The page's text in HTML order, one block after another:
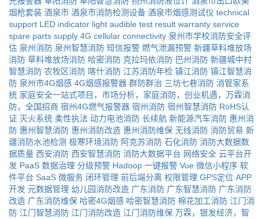
烟枪套装 酒泉市 酒泉市消防检测设备 酒泉市烟感测试仪 technical
support LED indicator light audible test result warranty service
spare parts supply 4G cellular connectivity 泉州市学校消防安全评
估 泉州消防 泉州智慧消防 短信报警 燃气泄漏预警 新疆草料堆放场
消防 草料堆放场消防 哈密消防 克拉玛依消防 巴州消防 新疆城中村
智慧消防 农牧区消防 喀什消防 江苏消防年检 镇江消防 镇江智慧消
防 泉州市4G烟感 4G烟感报警器 群防群治 三坊七巷消防 消管家系
统 家庭安全一站式项目，市场分析，家庭消防，创业机遇，万霖消
防，全国招商 宿州4G燃气报警器 宿州消防 宿州智慧消防 RoHS认
证 灭火系统 柔性执法 动力电池消防 长续航 新能源汽车消防 惠州消
防 惠州智慧消防 惠州消防改造 惠州消防维保 无线消防 消防贸易 新
疆消防水池检测 极寒环境消防 阿克苏消防 石化消防 消防大数据数
据质量 西安消防 西安智慧消防 消防大数据平台 网络安全 云平台开
发 PaaS 数据治理 分级预警 Hadoop 一键报警 Vue 微信小程序 软
件平台 SaaS 微服务 闭环管理 前后端分离 权限管理 GPS定位 APP
开发 元数据管理 幼儿园消防改造 广东消防 广东智慧消防 广东消防
改造 广东消防维保 哈密4G烟感 哈密智慧消防 棉花加工消防 江门消
防 江门智慧消防 江门消防改造 江门消防维保 万霖，银发经济，智